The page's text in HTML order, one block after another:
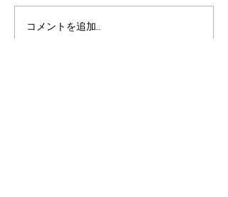
第29回全日本選手権個人
コメントを追加…